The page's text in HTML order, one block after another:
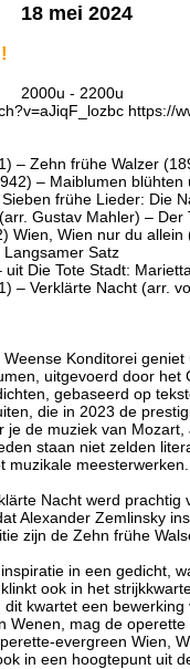
18 mei 2024
2000u - 2200u
https://
– Zehn frühe Walzer
– Maiblumen
frühe Lieder: Die
Gustav Mahler) – Der
Wien, Wien nur du allein
Satz
Die Tote Stadt:
– Verklärte Nacht (arr.
Konditorei
uitgevoerd door het
gebaseerd op
die in 2023 de
je de muziek van
staan niet zelden
muzikale meesterwerken.
Nacht werd
Alexander Zemlinsky
zijn de Zehn frühe
in een gedicht,
ook in het
kwartet een bewerking
Wenen, mag de
evergreen Wien,
in een hoogtepunt uit